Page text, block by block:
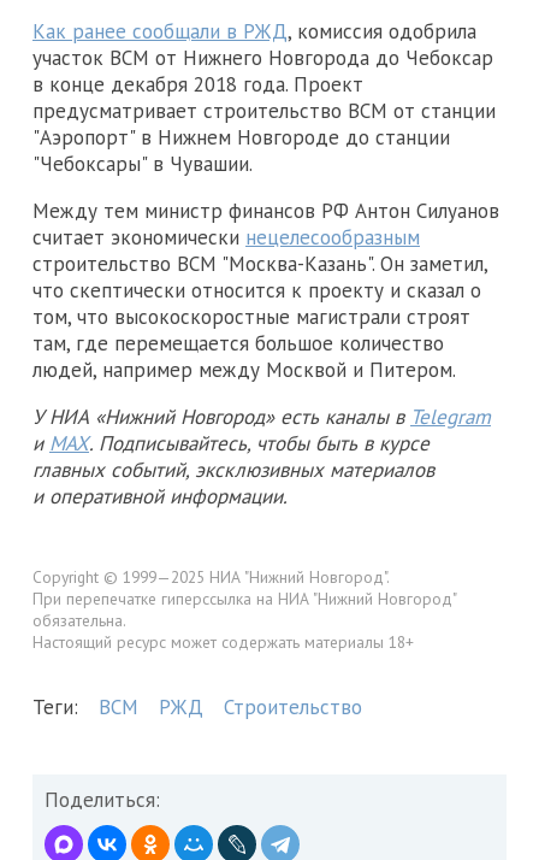
Как ранее сообщали в РЖД, комиссия одобрила
участок ВСМ от Нижнего Новгорода до Чебоксар
в конце декабря 2018 года. Проект
предусматривает строительство ВСМ от станции
"Аэропорт" в Нижнем Новгороде до станции
"Чебоксары" в Чувашии.
Между тем министр финансов РФ Антон Силуанов
считает экономически нецелесообразным
строительство ВСМ "Москва-Казань". Он заметил,
что скептически относится к проекту и сказал о
том, что высокоскоростные магистрали строят
там, где перемещается большое количество
людей, например между Москвой и Питером.
У НИА «Нижний Новгород» есть каналы в Telegram
и MAX. Подписывайтесь, чтобы быть в курсе
главных событий, эксклюзивных материалов
и оперативной информации.
Copyright © 1999—2025 НИА "Нижний Новгород".
При перепечатке гиперссылка на НИА "Нижний Новгород"
обязательна.
Настоящий ресурс может содержать материалы 18+
Теги: ВСМ РЖД Строительство
Поделиться: